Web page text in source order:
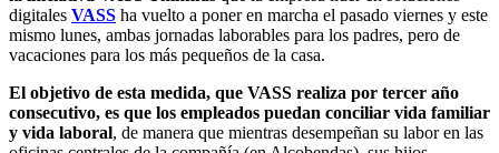
digitales VASS ha vuelto a poner en marcha el pasado viernes y este
mismo lunes, ambas jornadas laborables para los padres, pero de
vacaciones para los más pequeños de la casa.
El objetivo de esta medida, que VASS realiza por tercer año
consecutivo, es que los empleados puedan conciliar vida familiar
y vida laboral, de manera que mientras desempeñan su labor en las